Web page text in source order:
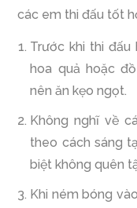
các em thi đấu tốt
Trước khi thi đấu
hoa quả hoặc
nên ăn kẹo ngọt.
Không nghĩ về
theo cách sáng
biệt không quên
Khi ném bóng